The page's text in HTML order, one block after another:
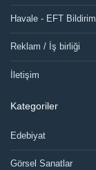
Havale - EFT
Reklam / İş birliği
İletişim
Kategoriler
Edebiyat
Görsel Sanatlar